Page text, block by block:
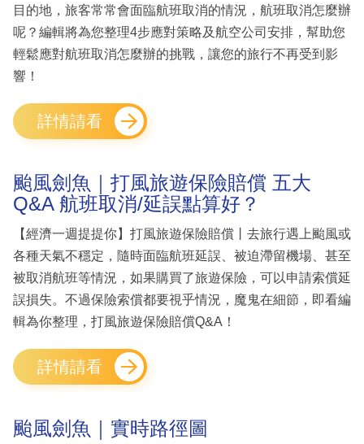
目的地，旅客常常會面臨航班取消的情況，航班取消怎麼辦
呢？編輯將為您整理4步應對策略及航空公司安排，幫助您
輕鬆應對航班取消怎麼辦的挑戰，讓您的旅行不再受到影
響！
詳情請看
颱風劍魚｜打風旅遊保險賠償 五大
Q&A 航班取消/延誤點算好？
【經濟一週提提你】打風旅遊保險賠償丨去旅行遇上颱風或
各種天氣不穩定，隨時面臨航班延誤、被迫滯留機場、甚至
被取消航班等情況，如果購買了旅遊保險，可以申請索償延
誤損失。不過保險索償都要視乎情況，魔鬼在細節，即看編
輯為你整理，打風旅遊保險賠償Q&A！
詳情請看
颱風劍魚｜實時路徑圖